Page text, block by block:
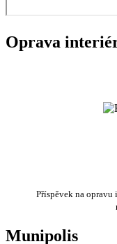
Oprava
Příspěvek na opravu
Munipolis